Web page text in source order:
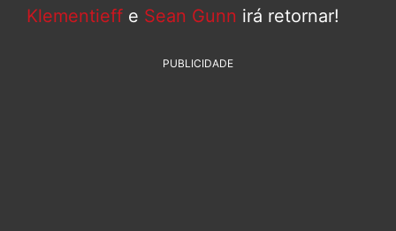
Klementieff e Sean Gunn irá retornar!
PUBLICIDADE